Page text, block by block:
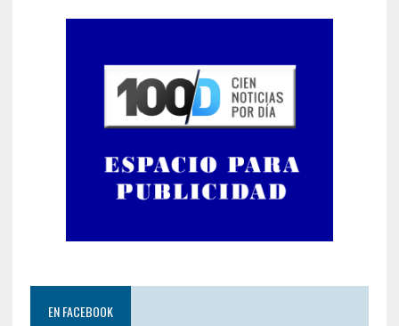
EN FACEBOOK